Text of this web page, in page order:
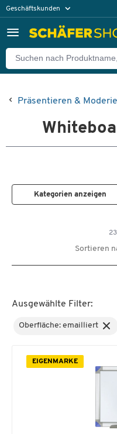
Geschäftskunden
Präsentieren &
Kategorien anzeigen
Sortieren
Ausgewählte Filter:
Oberfläche: emailliert
EIGENMARKE